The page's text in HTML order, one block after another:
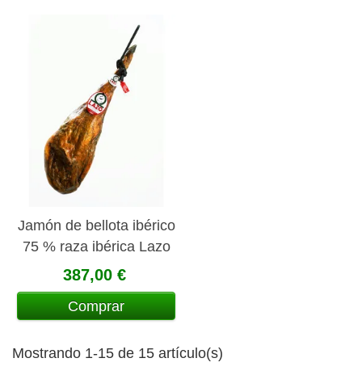
Jamón de bellota ibérico
75 % raza ibérica Lazo
387,00 €
Comprar
Mostrando 1-15 de 15 artículo(s)